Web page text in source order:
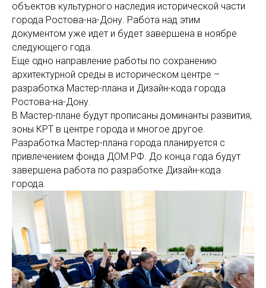
объектов культурного наследия исторической части
города Ростова-на-Дону. Работа над этим
документом уже идет и будет завершена в ноябре
следующего года.
Еще одно направление работы по сохранению
архитектурной среды в историческом центре –
разработка Мастер-плана и Дизайн-кода города
Ростова-на-Дону.
В Мастер-плане будут прописаны доминанты развития,
зоны КРТ в центре города и многое другое.
Разработка Мастер-плана города планируется с
привлечением фонда ДОМ.РФ. До конца года будут
завершена работа по разработке Дизайн-кода
города.